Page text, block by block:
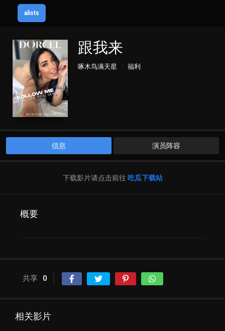
alists
跟我来
啄木鸟满天星 福利
信息 演员阵容
下载影片请点击前往 吃瓜下载站
概要
共享 0
相关影片